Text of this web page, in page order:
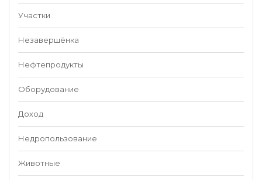
Участки
Незавершёнка
Нефтепродукты
Оборудование
Доход
Недропользование
Животные